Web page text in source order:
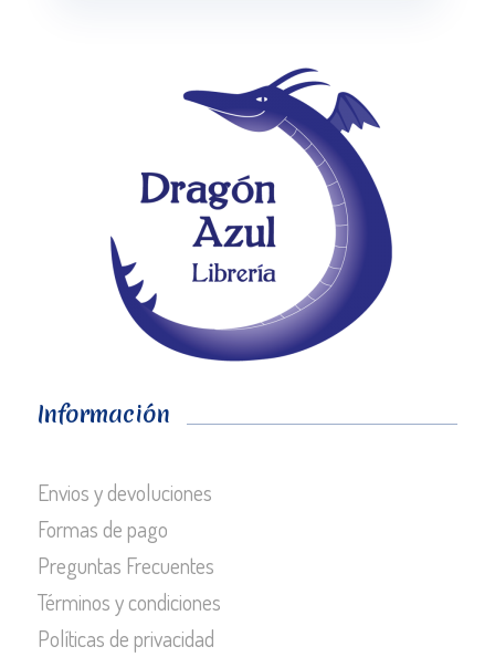
Información
Envios y devoluciones
Formas de pago
Preguntas Frecuentes
Términos y condiciones
Políticas de privacidad